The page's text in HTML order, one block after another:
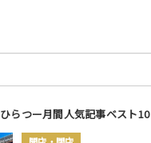
ひらつー月間人気記事ベスト10